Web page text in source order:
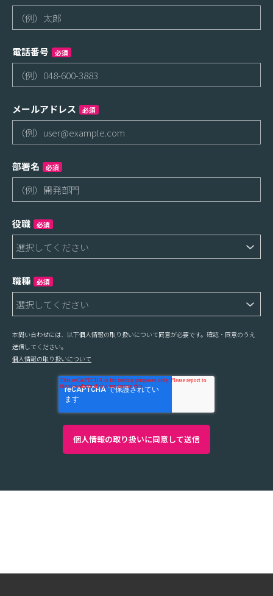
電話番号 必須
メールアドレス 必須
部署名 必須
役職 必須
職種 必須
本問い合わせには、以下個人情報の取り扱いについて同意が必要です。確認・同意のうえ
送信してください。
個人情報の取り扱いについて